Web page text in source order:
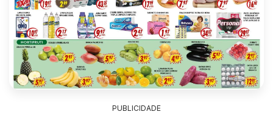
PUBLICIDADE